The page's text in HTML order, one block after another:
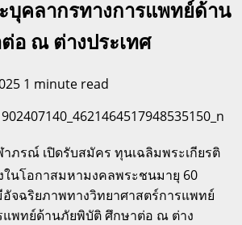
บุคลากรทางการแพทย์ด้าน
อ ณ ต่างประเทศ
1 minute read
ภรณ์ เปิดรับสมัคร ทุนเฉลิมพระเกียรติ
ในโอกาสมหามงคลพระชนมายุ 60
จฉริยภาพทางวิทยาศาสตร์การแพทย์
แพทย์ด้านภัยพิบัติ ศึกษาต่อ ณ ต่าง